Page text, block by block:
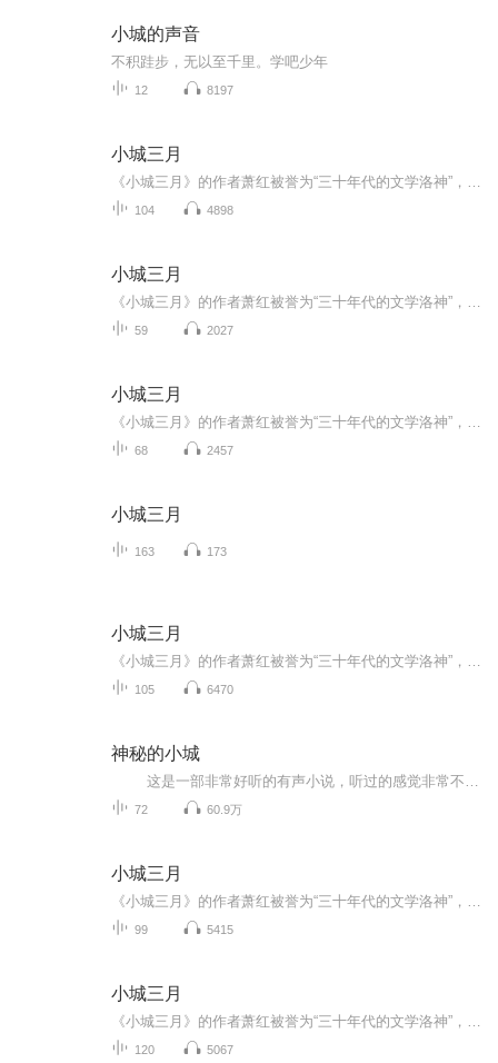
小城的声音
不积跬步，无以至千里。学吧少年
12 8197
小城三月
104 4898
小城三月
59 2027
小城三月
68 2457
小城三月
163 173
小城三月
105 6470
神秘的小城
72 60.9万
小城三月
99 5415
小城三月
120 5067